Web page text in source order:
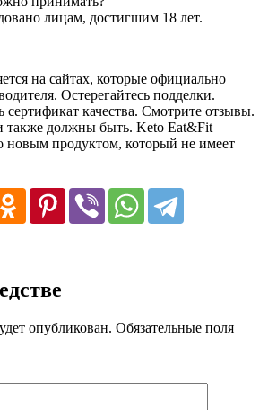
лицам, достигшим 18 лет.
на сайтах, которые официально
Остерегайтесь подделки.
сертификат качества. Смотрите отзывы.
также должны быть. Keto Eat&Fit
новым продуктом, который не имеет
опубликован. Обязательные поля